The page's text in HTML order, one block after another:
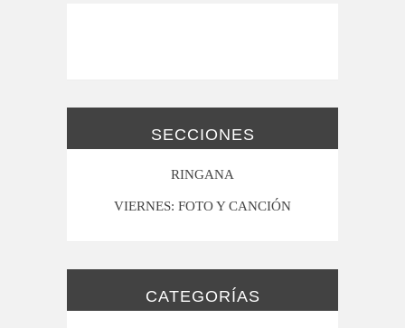
SECCIONES
RINGANA
VIERNES: FOTO Y CANCIÓN
CATEGORÍAS